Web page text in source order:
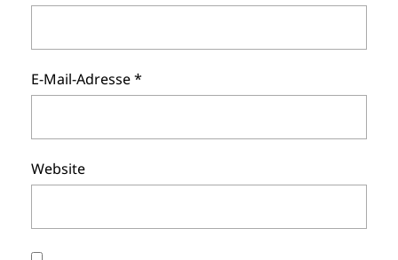
E-Mail-Adresse*
Website